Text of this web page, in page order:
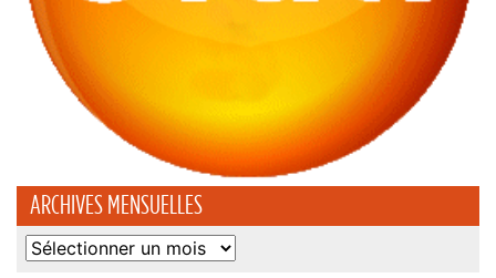
ARCHIVES MENSUELLES
Archives